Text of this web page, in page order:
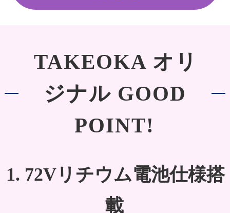
TAKEOKA オリ
ジナル GOOD
POINT!
1. 72Vリチウム電池仕様搭
載